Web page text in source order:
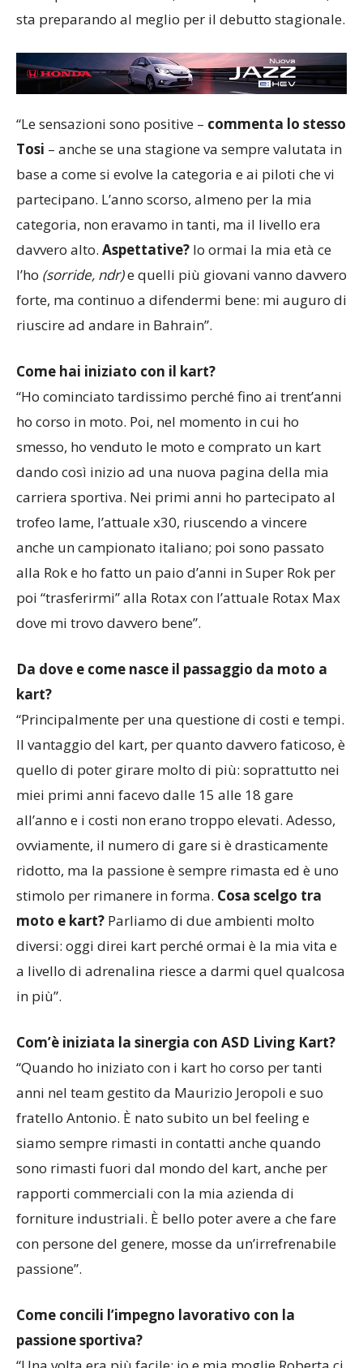
“Le sensazioni sono positive –commenta lo stesso
Tosi– anche se una stagione va sempre valutata in
base a come si evolve la categoria e ai piloti che vi
partecipano. L’anno scorso, almeno per la mia
categoria, non eravamo in tanti, ma il livello era
davvero alto.Aspettative?Io ormai la mia età ce
l’ho(sorride, ndr)e quelli più giovani vanno davvero
forte, ma continuo a difendermi bene: mi auguro di
Come hai iniziato con il kart?
“Ho cominciato tardissimo perché fino ai trent’anni
ho corso in moto. Poi, nel momento in cui ho
smesso, ho venduto le moto e comprato un kart
dando così inizio ad una nuova pagina della mia
carriera sportiva. Nei primi anni ho partecipato al
trofeo Iame, l’attuale x30, riuscendo a vincere
anche un campionato italiano; poi sono passato
alla Rok e ho fatto un paio d’anni in Super Rok per
poi “trasferirmi” alla Rotax con l’attuale Rotax Max
Da dove e come nasce il passaggio da moto a
kart?
“Principalmente per una questione di costi e tempi.
Il vantaggio del kart, per quanto davvero faticoso, è
quello di poter girare molto di più: soprattutto nei
miei primi anni facevo dalle 15 alle 18 gare
all’anno e i costi non erano troppo elevati. Adesso,
ovviamente, il numero di gare si è drasticamente
ridotto, ma la passione è sempre rimasta ed è uno
stimolo per rimanere in forma.Cosa scelgo tra
moto e kart?Parliamo di due ambienti molto
diversi: oggi direi kart perché ormai è la mia vita e
a livello di adrenalina riesce a darmi quel qualcosa
Com’è iniziata la sinergia con ASD Living Kart?
“Quando ho iniziato con i kart ho corso per tanti
anni nel team gestito da Maurizio Jeropoli e suo
fratello Antonio. È nato subito un bel feeling e
siamo sempre rimasti in contatti anche quando
sono rimasti fuori dal mondo del kart, anche per
rapporti commerciali con la mia azienda di
forniture industriali. È bello poter avere a che fare
con persone del genere, mosse da un’irrefrenabile
Come concili l’impegno lavorativo con la